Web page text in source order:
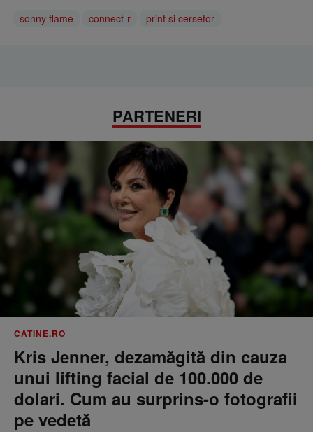
sonny flame
connect-r print si cersetor
PARTENERI
CATINE.RO
Kris Jenner, dezamăgită din cauza
unui lifting facial de 100.000 de
dolari. Cum au surprins-o fotografii
pe vedetă